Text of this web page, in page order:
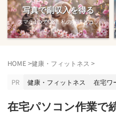
写真で副収入を得る
スマホ1つでOK！私の実績とコツ
HOME >健康・フィットネス >
PR
健康・フィットネス 在宅ワ
在宅パソコン作業で